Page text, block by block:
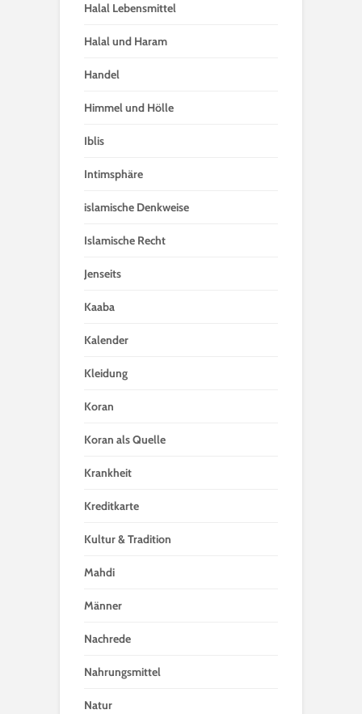
Halal Lebensmittel
Halal und Haram
Handel
Himmel und Hölle
Iblis
Intimsphäre
islamische Denkweise
Islamische Recht
Jenseits
Kaaba
Kalender
Kleidung
Koran
Koran als Quelle
Krankheit
Kreditkarte
Kultur & Tradition
Mahdi
Männer
Nachrede
Nahrungsmittel
Natur